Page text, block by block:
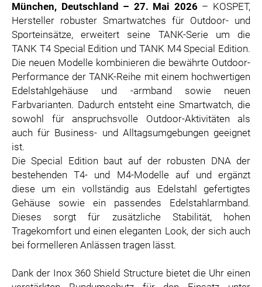
SUPERCELL
KONAMI
CHERRY
PREMIUM AUDIO
KOSPET
ONKYO
WARNER BROS. DISCOVERY GLOBAL CONSUMER PRODUCTS
ZOOPLUS
RABEA ROGGE
SWITCHBOT
MEDIA
PRESSEKONTAKT
München, Deutschland – 27. Mai 2026 – KOSPET,
Hersteller robuster Smartwatches für Outdoor- und
Sporteinsätze, erweitert seine TANK-Serie um die
TANK T4 Special Edition und TANK M4 Special Edition.
Die neuen Modelle kombinieren die bewährte Outdoor-
Performance der TANK-Reihe mit einem hochwertigen
Edelstahlgehäuse und -armband sowie neuen
Farbvarianten. Dadurch entsteht eine Smartwatch, die
sowohl für anspruchsvolle Outdoor-Aktivitäten als
auch für Business- und Alltagsumgebungen geeignet
ist.
Die Special Edition baut auf der robusten DNA der
bestehenden T4- und M4-Modelle auf und ergänzt
diese um ein vollständig aus Edelstahl gefertigtes
Gehäuse sowie ein passendes Edelstahlarmband.
Dieses sorgt für zusätzliche Stabilität, hohen
Tragekomfort und einen eleganten Look, der sich auch
bei formelleren Anlässen tragen lässt.
Dank der Inox 360 Shield Structure bietet die Uhr einen